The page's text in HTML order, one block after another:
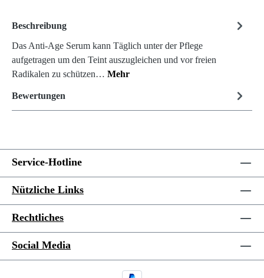
Beschreibung
Das Anti-Age Serum kann Täglich unter der Pflege
aufgetragen um den Teint auszugleichen und vor freien
Radikalen zu schützen… Mehr
Bewertungen
Service-Hotline
Nützliche Links
Rechtliches
Social Media